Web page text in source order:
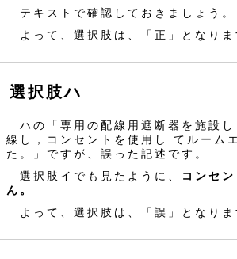
テキストで確認しておきましょう。
よって、選択肢は、「正」となりま
選択肢ハ
ハの「専用の配線用遮断器を施設し
線し，コンセントを使用し てルーム
た。」ですが、誤った記述です。
選択肢イでも見たように、
コンセ
ん。
よって、選択肢は、「誤」となりま